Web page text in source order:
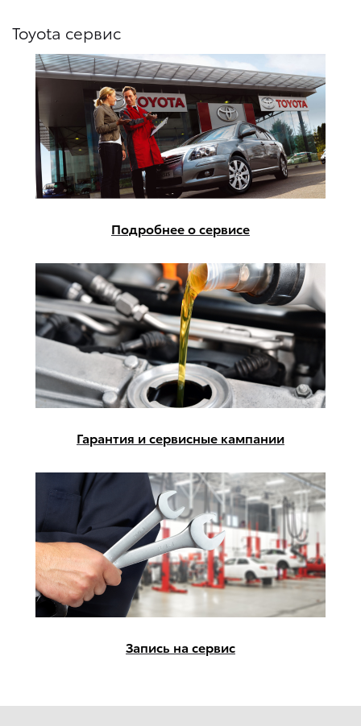
Toyota сервис
Подробнее о сервисе
Гарантия и сервисные кампании
Запись на сервис